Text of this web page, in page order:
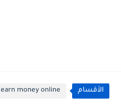
الأقسام earn money online